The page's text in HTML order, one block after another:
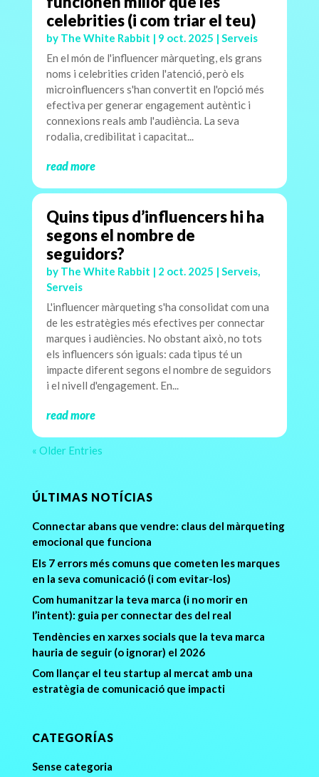
celebrities (i com triar el teu)
by The White Rabbit | 9 oct. 2025 | Serveis
En el món de l'influencer màrqueting, els grans
noms i celebrities criden l'atenció, però els
microinfluencers s'han convertit en l'opció més
efectiva per generar engagement autèntic i
connexions reals amb l'audiència. La seva
rodalia, credibilitat i capacitat...
read more
Quins tipus d’influencers hi ha
segons el nombre de
seguidors?
by The White Rabbit | 2 oct. 2025 | Serveis,
Serveis
L'influencer màrqueting s'ha consolidat com una
de les estratègies més efectives per connectar
marques i audiències. No obstant això, no tots
els influencers són iguals: cada tipus té un
impacte diferent segons el nombre de seguidors
i el nivell d'engagement. En...
read more
« Older Entries
ÚLTIMAS NOTÍCIAS
Connectar abans que vendre: claus del màrqueting
emocional que funciona
Els 7 errors més comuns que cometen les marques
en la seva comunicació (i com evitar-los)
Com humanitzar la teva marca (i no morir en
l’intent): guia per connectar des del real
Tendències en xarxes socials que la teva marca
hauria de seguir (o ignorar) el 2026
Com llançar el teu startup al mercat amb una
estratègia de comunicació que impacti
CATEGORÍAS
Sense categoria